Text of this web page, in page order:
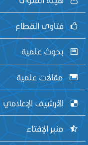
فتاوى القطاع
بحوث علمية
مقالات علمية
الأرشيف الإعلامي
منبر الإفتاء